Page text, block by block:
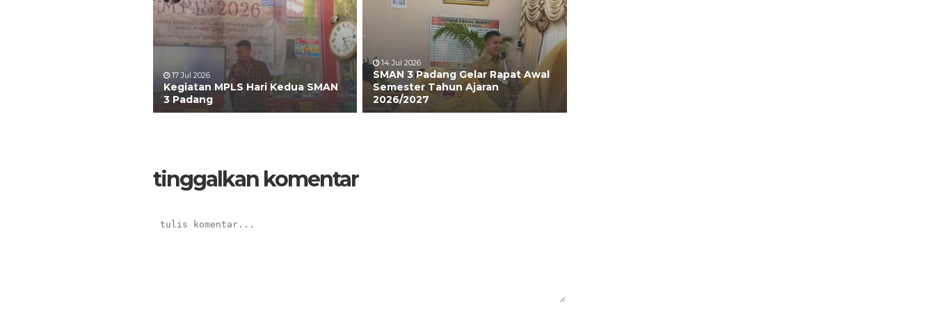
17 Jul 2026
Kegiatan MPLS Hari Kedua SMAN
3 Padang
14 Jul 2026
SMAN 3 Padang Gelar Rapat Awal
Semester Tahun Ajaran
2026/2027
tinggalkan komentar